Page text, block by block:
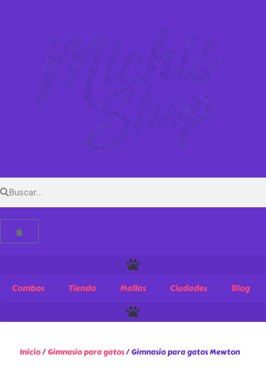
Combos Tienda Mallas Ciudades Blog
Inicio/Gimnasio para gatos/ Gimnasio para gatos Mewton